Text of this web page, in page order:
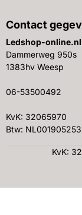
Contact
Ledshop-online.nl
Dammerweg 950s
1383hv Weesp
06-53500492
KvK: 32065970
Btw:
KvK: